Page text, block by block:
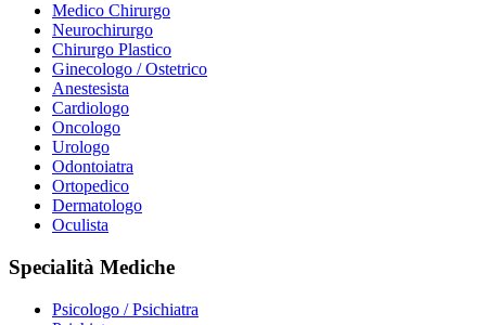
Medico Chirurgo
Neurochirurgo
Chirurgo Plastico
Ginecologo / Ostetrico
Anestesista
Cardiologo
Oncologo
Urologo
Odontoiatra
Ortopedico
Dermatologo
Oculista
Specialità Mediche
Psicologo / Psichiatra